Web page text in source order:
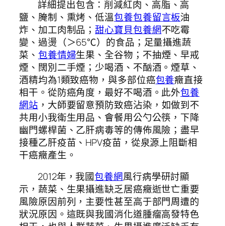
詳細提出包含：削減紅肉、高脂、高
鹽、腌制、熏烤、低溫包養包養留言板油
炸、加工肉制品；甜心寶貝包養網不吃霉
變、過燙（＞65℃）的食品；足量攝進蔬
菜、 包養情婦生果、全谷物；不抽煙、早戒
煙、闊別二手煙；少喝酒、不酗酒。煙草、
酒精均為1類致癌物，與多部位癌包養癥直接
相干。從防癌角度，最好不喝酒。此外包養
網站 ，大師要留意預防致癌沾染，如做到不
共用小我衛生用品、會餐用公勺公筷，下降
幽門螺桿菌、乙肝病毒等的傳佈風險；盡早
接種乙肝疫苗、HPV疫苗，從泉源上阻斷相
干癌癥產生。
2012年，我國包養網風行病學研討顯
示，蔬菜、生果攝進缺乏居癌癥逝世亡重要
風險原因前列，主要性甚至高于部門周遭的
狀況原因。這既與我國消化道腫瘤高發特色